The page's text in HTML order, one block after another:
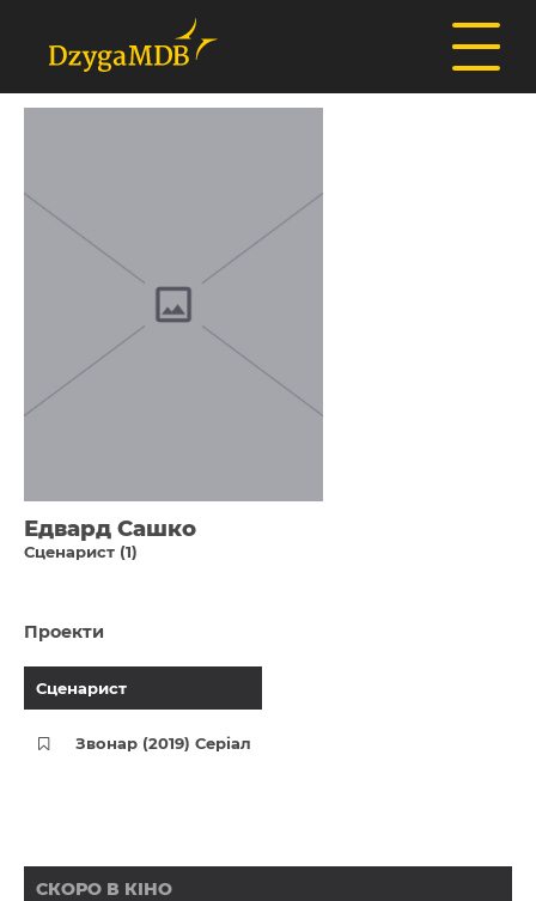
Едвард Сашко
Сценарист (1)
Проекти
Сценарист
Звонар (2019) Серіал
СКОРО В КІНО